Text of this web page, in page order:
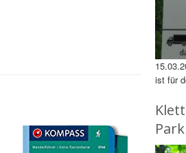
ist für